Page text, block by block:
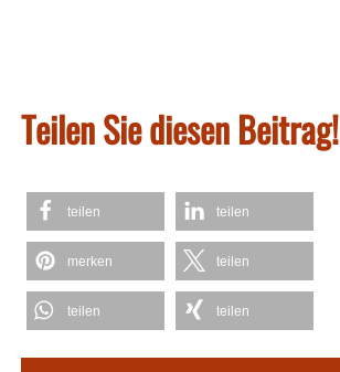
Teilen Sie diesen Beitrag!
teilen teilen
merken teilen
teilen teilen